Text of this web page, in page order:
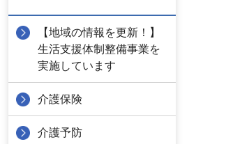
【地域の情報を更新！】
生活支援体制整備事業を
実施しています
介護保険
介護予防